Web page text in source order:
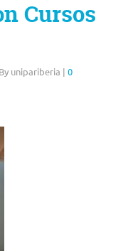
Cursos
By unipariberia | 0